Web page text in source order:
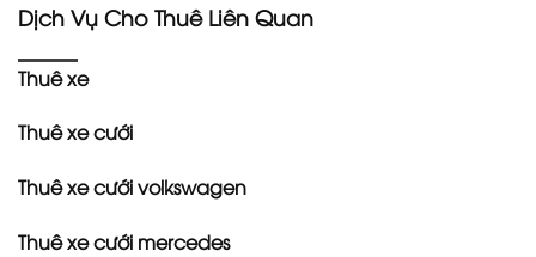
Dịch Vụ Cho Thuê Liên Quan
Thuê xe
Thuê xe cưới
Thuê xe cưới volkswagen
Thuê xe cưới mercedes